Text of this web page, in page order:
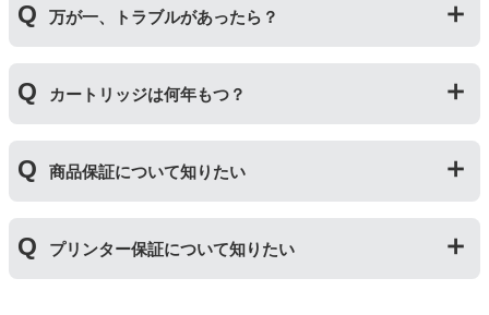
め】
ん。）印刷枚数についてはご使用環境により大きく左右
併用してご使用いただけます。（例：よく使うブラック
は互換インク、他の色は純正インクを使う等）ただし、
用おいては、当店でテストしておりません。万が一動作
ください。
万が一、トラブルがあったら？
ご相談ください。また互換インクカートリッジには「
ふ
たつの保証」を設けております。商品はご購入から１年
ら１年以内であれば保証の適用が可能です。
カートリッジは何年もつ？
ら１年間とさせていただいておりますので、可能な限り
保証期間内に使い切っていただくようお願いいたしま
保管をお願いいたします。
商品保証について知りたい
保証期間：ご購入日から１年間
トラブルが発生した際、サポートスタッフにご相談のう
プリンター保証について知りたい